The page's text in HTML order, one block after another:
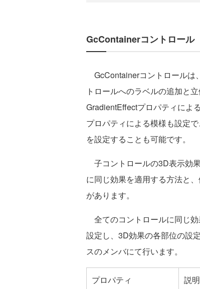
GcContainerコントロール
GcContainerコントロールは
トロールへのラベルの追加と
GradientEffectプロパティによ
プロパティによる模様も設定
を設定することも可能です。
子コントロールの3D表示効
に同じ効果を適用する方法と
があります。
全てのコントロールに同じ
設定し、3D効果の各部位の設
スのメンバにて行います。
プロパティ
説明